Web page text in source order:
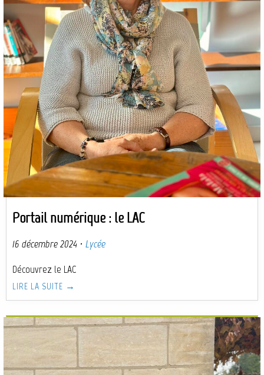
Portail numérique : le LAC
16 décembre 2024 · Lycée
Découvrez le LAC
LIRE LA SUITE →